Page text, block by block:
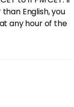
English, you
any hour of the